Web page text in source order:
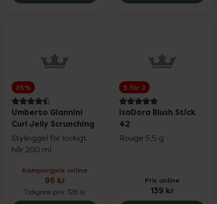
25%
4.5 av 5 i omdöme
Umberto Giannini
Curl Jelly Scrunching
Stylinggel för lockigt
hår 200 ml
Kampanjpris online
96 kr
Tidigare pris: 128 kr
3 för 2
5 av 5 i omdöme
IsaDora Blush Stick
42
Rouge 5,5 g
Pris online
139 kr